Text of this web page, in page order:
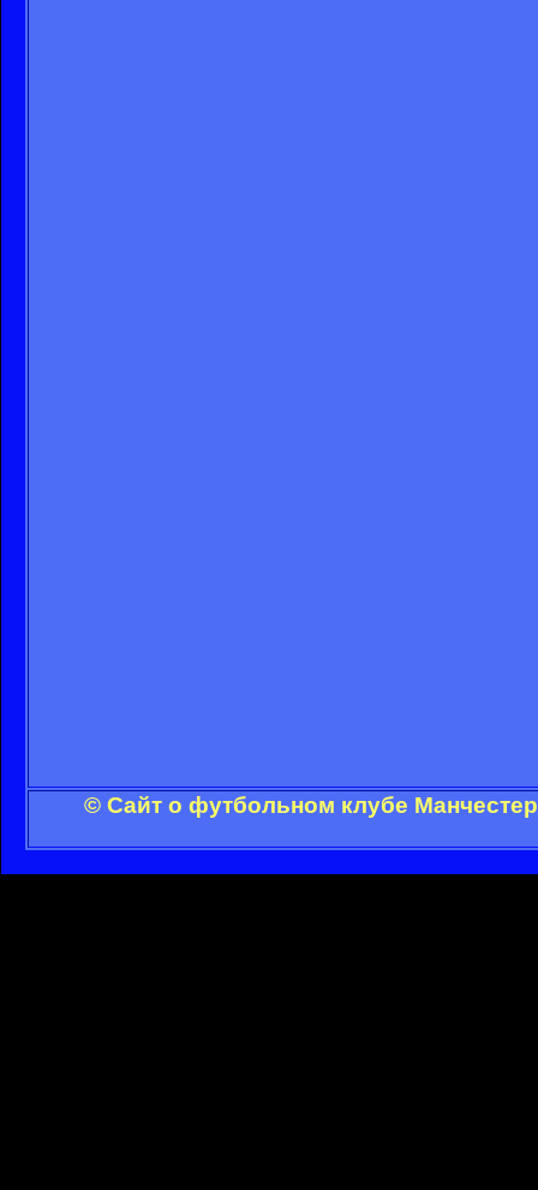
© Сайт о футбольном клубе